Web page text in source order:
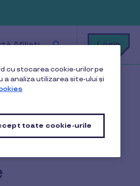
Afiliați
ce
ajuta?
Login
sau
cu stocarea cookie-urilor pe
analiza utilizarea site-ului și
toate cookie-urile